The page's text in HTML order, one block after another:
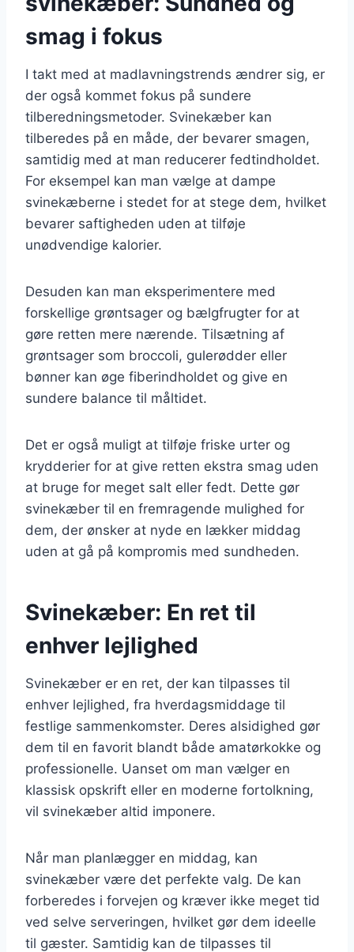
smag i fokus
I takt med at madlavningstrends ændrer sig, er
der også kommet fokus på sundere
tilberedningsmetoder. Svinekæber kan
tilberedes på en måde, der bevarer smagen,
samtidig med at man reducerer fedtindholdet.
For eksempel kan man vælge at dampe
svinekæberne i stedet for at stege dem, hvilket
bevarer saftigheden uden at tilføje
unødvendige kalorier.
Desuden kan man eksperimentere med
forskellige grøntsager og bælgfrugter for at
gøre retten mere nærende. Tilsætning af
grøntsager som broccoli, gulerødder eller
bønner kan øge fiberindholdet og give en
sundere balance til måltidet.
Det er også muligt at tilføje friske urter og
krydderier for at give retten ekstra smag uden
at bruge for meget salt eller fedt. Dette gør
svinekæber til en fremragende mulighed for
dem, der ønsker at nyde en lækker middag
uden at gå på kompromis med sundheden.
Svinekæber: En ret til
enhver lejlighed
Svinekæber er en ret, der kan tilpasses til
enhver lejlighed, fra hverdagsmiddage til
festlige sammenkomster. Deres alsidighed gør
dem til en favorit blandt både amatørkokke og
professionelle. Uanset om man vælger en
klassisk opskrift eller en moderne fortolkning,
vil svinekæber altid imponere.
Når man planlægger en middag, kan
svinekæber være det perfekte valg. De kan
forberedes i forvejen og kræver ikke meget tid
ved selve serveringen, hvilket gør dem ideelle
til gæster. Samtidig kan de tilpasses til